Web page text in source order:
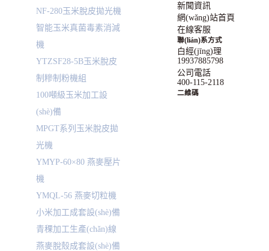
NF-280玉米脫皮拋光機
智能玉米真菌毒素消減
機
YTZSF28-5B玉米脫皮
制糝制粉機組
100噸級玉米加工設
(shè)備
MPGT系列玉米脫皮拋
光機
YMYP-60×80 燕麥壓片
機
YMQL-56 燕麥切粒機
小米加工成套設(shè)備
青稞加工生產(chǎn)線
燕麥脫殼成套設(shè)備
新聞資訊
網(wǎng)站首頁
在線客服
聯(lián)系方式
白經(jīng)理
19937885798
公司電話
400-115-2118
二維碼